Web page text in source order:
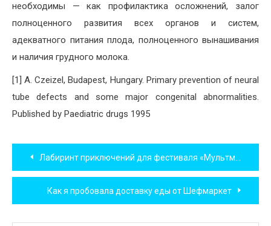
необходимы — как профилактика осложнений, залог
полноценного развития всех органов и систем,
адекватного питания плода, полноценного вынашивания
и наличия грудного молока.
[1] A. Czeizel, Budapest, Hungary. Primary prevention of neural
tube defects and some major congenital abnormalities.
Published by Paediatric drugs 1995
Навигация
по
записям
Лабиринт приключений для фестиваля «Мультмир»
Как я пробовала доставку еды от Шефмаркет